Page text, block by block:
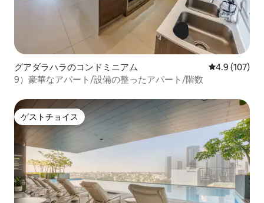
グアダラハラのコンドミニアム レビュー107
4.9 (107)
9）豪華なアパート/設備の整ったアパート/階数
ゲストチョイス
ゲストチョイス